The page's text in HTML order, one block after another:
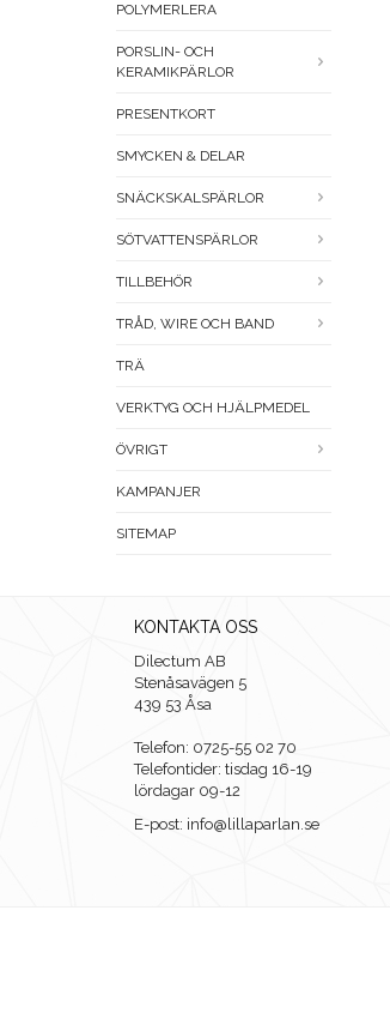
POLYMERLERA
PORSLIN- OCH
KERAMIKPÄRLOR
PRESENTKORT
SMYCKEN & DELAR
SNÄCKSKALSPÄRLOR
SÖTVATTENSPÄRLOR
TILLBEHÖR
TRÅD, WIRE OCH BAND
TRÄ
VERKTYG OCH HJÄLPMEDEL
ÖVRIGT
KAMPANJER
SITEMAP
KONTAKTA OSS
Dilectum AB
Stenåsavägen 5
439 53 Åsa
Telefon: 0725-55 02 70
Telefontider: tisdag 16-19
lördagar 09-12
E-post: info@lillaparlan.se